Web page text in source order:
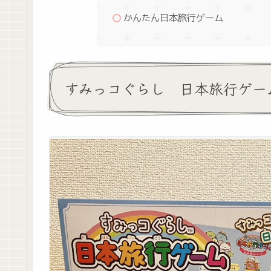
かんたん日本旅行ゲーム
すみっコぐらし 日本旅行ゲー